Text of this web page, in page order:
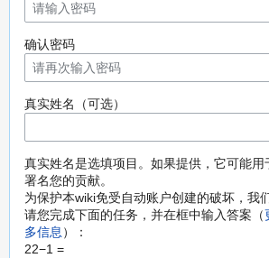
确认密码
真实姓名（可选）
真实姓名是选填项目。如果提供，它可能用
署名您的贡献。
为保护本wiki免受自动账户创建的破坏，我
请您完成下面的任务，并在框中输入答案（
多信息）：
22−1 =